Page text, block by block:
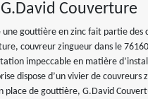
Couverture
gouttière en zinc fait partie des
couvreur zingueur dans le
impeccable en matière
dispose d’un vivier de couvreurs
place de gouttière, G.David